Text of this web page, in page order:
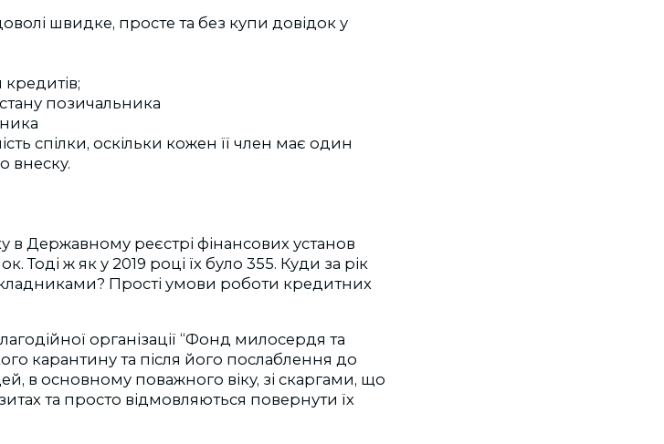
швидке, просте та без купи довідок у
позичальника
спілки, оскільки кожен її член має один
внеску.
в Державному реєстрі фінансових установ
Тоді ж як у 2019 році їх було 355. Куди за рік
Прості умови роботи кредитних
організації “Фонд милосердя та
карантину та після його послаблення до
в основному поважного віку, зі скаргами, що
та просто відмовляються повернути їх